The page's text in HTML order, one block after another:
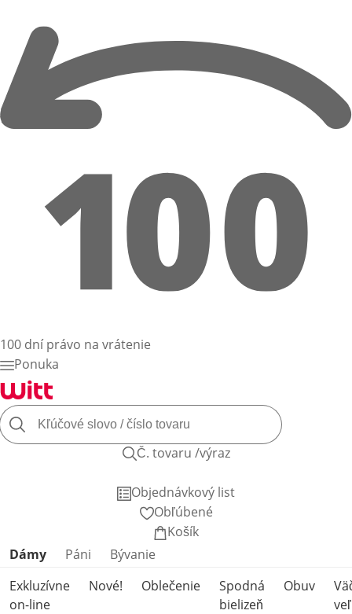
100 dní právo na vrátenie
Ponuka
Č. tovaru /výraz
Objednávkový list
Obľúbené
Košík
Preskočiť kategórie produktov
Dámy Páni
Bývanie
Exkluzívne
on-line
Nové! Oblečenie
Spodná
bielizeň
Obuv